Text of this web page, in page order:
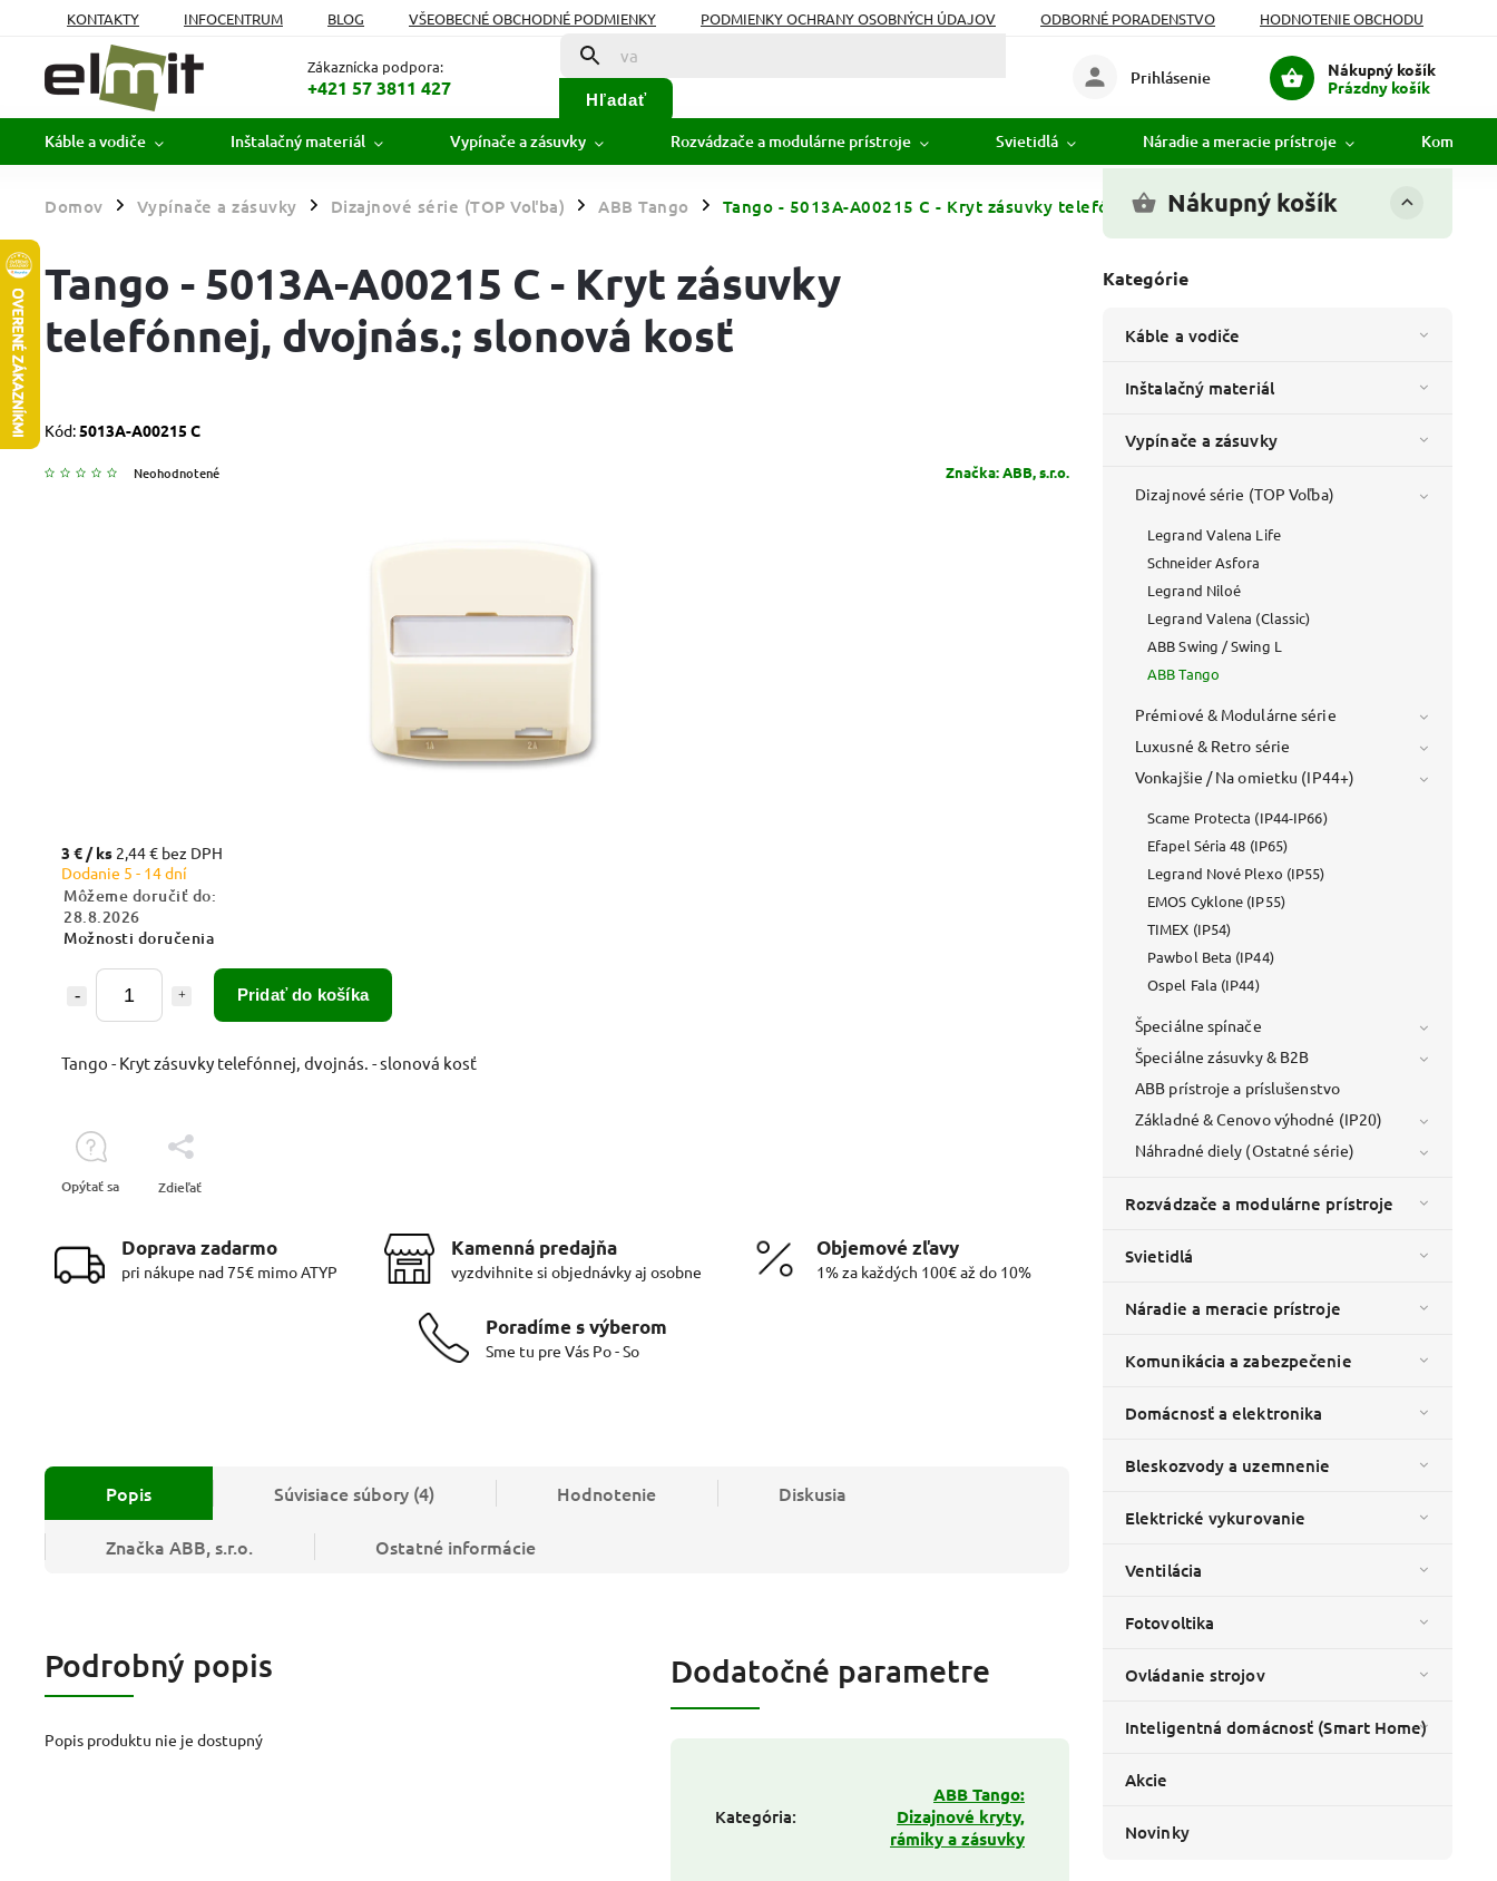
KONTAKTY INFOCENTRUM BLOG VŠEOBECNÉ OBCHODNÉ PODMIENKY PODMIENKY OCHRANY OSOBNÝCH ÚDAJOV ODBORNÉ PORADENSTVO
HODNOTENIE OBCHODU
MOJA OBJEDNÁVKA
Zákaznícka podpora:
+421 57 3811 427
Hľadať
Nákupný košík
Prázdny košík
Prihlásenie
Káble a vodiče Inštalačný materiál Vypínače a zásuvky Rozvádzače a modulárne prístroje Svietidlá Náradie a meracie prístroje
Domov / Vypínače a zásuvky / Dizajnové série (TOP Voľba) / ABB Tango / Tango - 5013A-A00215 C - Kryt zásuvky telefónnej, dvojnás.; slonová kosť
Nákupný košík
Kategórie
Káble a vodiče
Inštalačný materiál
Vypínače a zásuvky
Dizajnové série (TOP Voľba)
Legrand Valena Life
Schneider Asfora
Legrand Niloé
Legrand Valena (Classic)
ABB Swing / Swing L
ABB Tango
Prémiové & Modulárne série
Luxusné & Retro série
Vonkajšie / Na omietku (IP44+)
Scame Protecta (IP44-IP66)
Efapel Séria 48 (IP65)
Legrand Nové Plexo (IP55)
EMOS Cyklone (IP55)
TIMEX (IP54)
Pawbol Beta (IP44)
Ospel Fala (IP44)
Špeciálne spínače
Špeciálne zásuvky & B2B
ABB prístroje a príslušenstvo
Základné & Cenovo výhodné (IP20)
Náhradné diely (Ostatné série)
Rozvádzače a modulárne prístroje
Svietidlá
Náradie a meracie prístroje
Komunikácia a zabezpečenie
Domácnosť a elektronika
Bleskozvody a uzemnenie
Elektrické vykurovanie
Ventilácia
Fotovoltika
Ovládanie strojov
Inteligentná domácnosť (Smart Home)
Akcie
Novinky
Tango - 5013A-A00215 C - Kryt zásuvky
telefónnej, dvojnás.; slonová kosť
Kód:5013A-A00215 C
Neohodnotené Značka:ABB, s.r.o.
3 € / ks 2,44 € bez DPH
Dodanie 5 - 14 dní
Môžeme doručiť do:
28.8.2026
Možnosti doručenia
Pridať do košíka
Tango - Kryt zásuvky telefónnej, dvojnás. - slonová kosť
Opýtať sa Zdieľať
Doprava zadarmo
pri nákupe nad 75€ mimo ATYP
Kamenná predajňa
vyzdvihnite si objednávky aj osobne
Objemové zľavy
1% za každých 100€ až do 10%
Poradíme s výberom
Sme tu pre Vás Po - So
Popis Súvisiace súbory (4) Hodnotenie Diskusia
Značka ABB, s.r.o. Ostatné informácie
Podrobný popis
Popis produktu nie je dostupný
Dodatočné parametre
Kategória:
ABB Tango:
Dizajnové kryty,
rámiky a zásuvky